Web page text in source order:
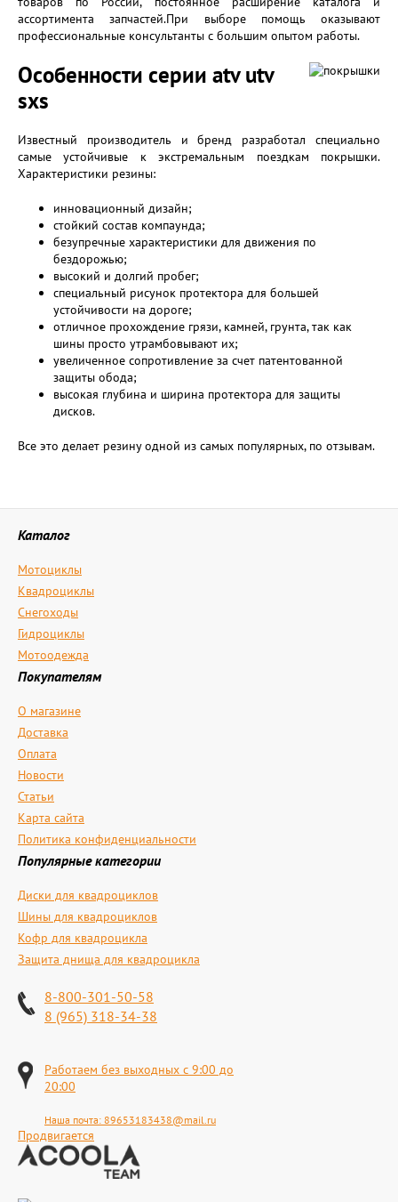
ассортимента запчастей.При выборе помощь оказывают
профессиональные консультанты с большим опытом работы.
Особенности серии atv utv
sxs
Известный производитель и бренд разработал специально
самые устойчивые к экстремальным поездкам покрышки.
Характеристики резины:
инновационный дизайн;
стойкий состав компаунда;
безупречные характеристики для движения по
бездорожью;
высокий и долгий пробег;
специальный рисунок протектора для большей
устойчивости на дороге;
отличное прохождение грязи, камней, грунта, так как
шины просто утрамбовывают их;
увеличенное сопротивление за счет патентованной
защиты обода;
высокая глубина и ширина протектора для защиты
дисков.
Все это делает резину одной из самых популярных, по отзывам.
Каталог
Мотоциклы
Квадроциклы
Снегоходы
Гидроциклы
Мотоодежда
Покупателям
О магазине
Доставка
Оплата
Новости
Статьи
Карта сайта
Политика конфиденциальности
Популярные категории
Диски для квадроциклов
Шины для квадроциклов
Кофр для квадроцикла
Защита днища для квадроцикла
8-800-301-50-58
8 (965) 318-34-38
Работаем без выходных с 9:00 до
20:00
Наша почта: 89653183438@mail.ru
Продвигается